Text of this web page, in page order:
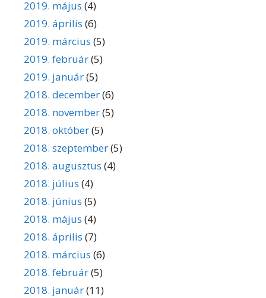
2019. május (4)
2019. április (6)
2019. március (5)
2019. február(5)
2019. január(5)
2018. december(6)
2018. november(5)
2018. október(5)
2018. szeptember(5)
2018. augusztus (4)
2018. július (4)
2018. június (5)
2018. május (4)
2018. április (7)
2018. március (6)
2018. február(5)
2018. január(11)